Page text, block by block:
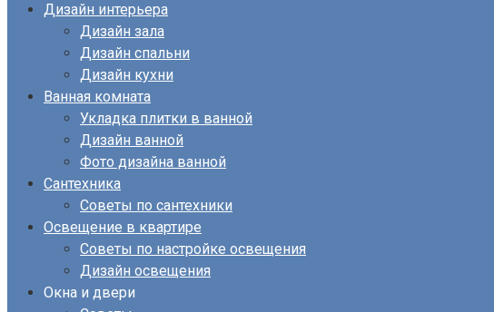
Дизайн интерьера
Дизайн зала
Дизайн спальни
Дизайн кухни
Ванная комната
Укладка плитки в ванной
Дизайн ванной
Фото дизайна ванной
Сантехника
Советы по сантехники
Освещение в квартире
Советы по настройке освещения
Дизайн освещения
Окна и двери